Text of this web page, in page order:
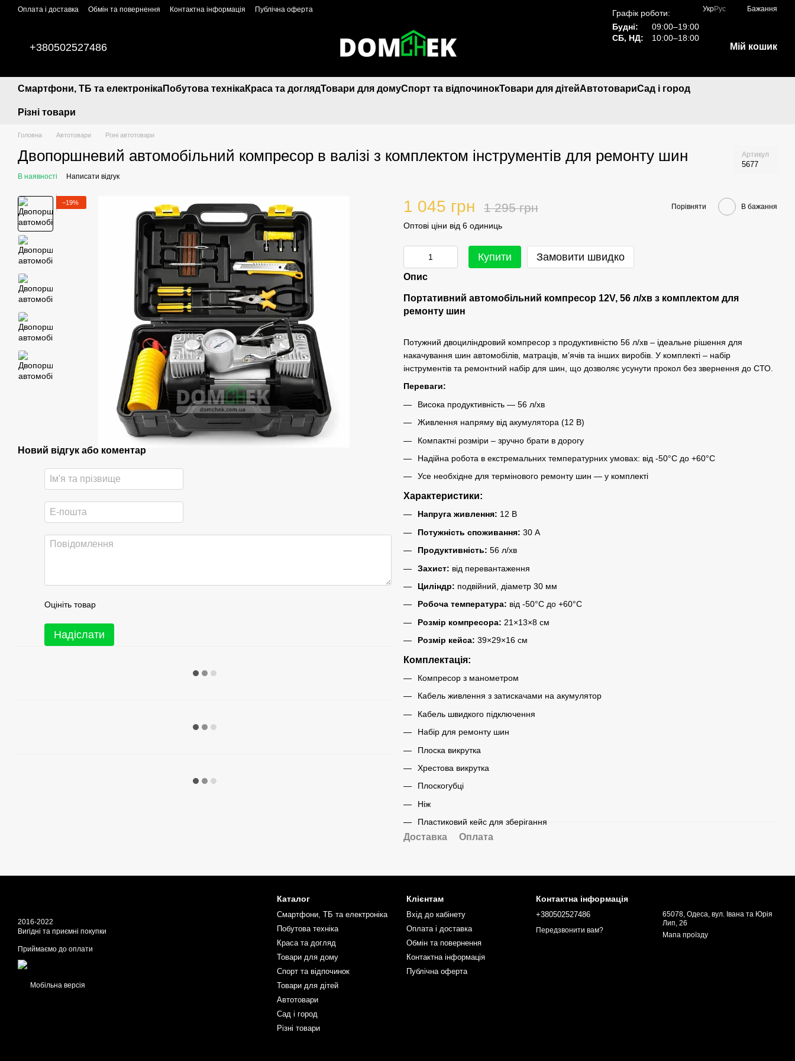
Перейти до основного контенту
Оплата і доставка Обмін та повернення Контактна інформація Публічна оферта УкрРус Бажання
+380502527486
Графік роботи:
Будні:
09:00–19:00
СБ, НД:
10:00–18:00
Мій кошик
Смартфони, ТБ та електронікаПобутова технікаКраса та доглядТовари для домуСпорт та відпочинокТовари для дітейАвтотовариСад і город
Різні товари
Головна Автотовари Різні автотовари
Двопоршневий автомобільний компресор в валізі з комплектом інструментів для ремонту шин Артикул
5677
В наявності Написати відгук
−19%
Новий відгук або коментар
Оцініть товар
Надіслати
1 045 грн 1 295 грн Порівняти В бажання
Оптові ціни від 6 одиниць
Купити Замовити швидко
Опис
Портативний автомобільний компресор 12V, 56 л/хв з комплектом для
ремонту шин
Потужний двоциліндровий компресор з продуктивністю 56 л/хв – ідеальне рішення для
накачування шин автомобілів, матраців, м’ячів та інших виробів. У комплекті – набір
інструментів та ремонтний набір для шин, що дозволяє усунути прокол без звернення до СТО.
Переваги:
Висока продуктивність — 56 л/хв
Живлення напряму від акумулятора (12 В)
Компактні розміри – зручно брати в дорогу
Надійна робота в екстремальних температурних умовах: від -50°C до +60°C
Усе необхідне для термінового ремонту шин — у комплекті
Характеристики:
Напруга живлення: 12 В
Потужність споживання: 30 А
Продуктивність: 56 л/хв
Захист: від перевантаження
Циліндр: подвійний, діаметр 30 мм
Робоча температура: від -50°C до +60°C
Розмір компресора: 21×13×8 см
Розмір кейса: 39×29×16 см
Комплектація:
Компресор з манометром
Кабель живлення з затискачами на акумулятор
Кабель швидкого підключення
Набір для ремонту шин
Плоска викрутка
Хрестова викрутка
Плоскогубці
Ніж
Пластиковий кейс для зберігання
Доставка Оплата
2016-2022
Вигідні та приємні покупки
Приймаємо до оплати
Мобільна версія
Каталог
Смартфони, ТБ та електроніка
Побутова техніка
Краса та догляд
Товари для дому
Спорт та відпочинок
Товари для дітей
Автотовари
Сад і город
Різні товари
Клієнтам
Вхід до кабінету
Оплата і доставка
Обмін та повернення
Контактна інформація
Публічна оферта
Контактна інформація
+380502527486
Передзвонити вам?
65078, Одеса, вул. Івана та Юрія
Лип, 26
Мапа проїзду